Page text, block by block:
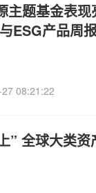
主题基金表
产品周
08:21:22
” 全球大类